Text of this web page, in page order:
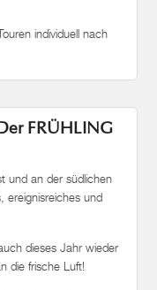
individuell nach
FRÜHLING
und an der südlichen
ereignisreiches und
dieses Jahr wieder
die frische Luft!